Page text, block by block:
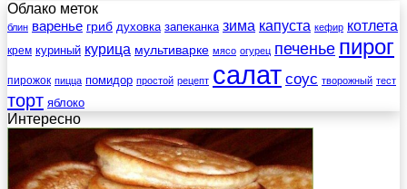
Облако меток
блин варенье гриб духовка запеканка зима капуста кефир котлета
крем куриный курица мультиварке мясо огурец печенье пирог
пирожок пицца помидор простой рецепт салат соус творожный тест
торт яблоко
Интересно